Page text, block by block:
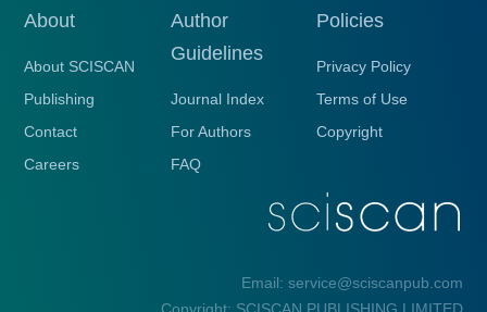
About
About SCISCAN
Publishing
Contact
Careers
Author
Guidelines
Journal Index
For Authors
FAQ
Policies
Privacy Policy
Terms of Use
Copyright
Email: service@sciscanpub.com